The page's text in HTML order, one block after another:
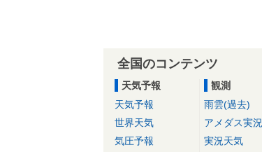
全国のコンテンツ
天気予報
天気予報
世界天気
気圧予報
観測
雨雲(過去)
アメダス実況
実況天気